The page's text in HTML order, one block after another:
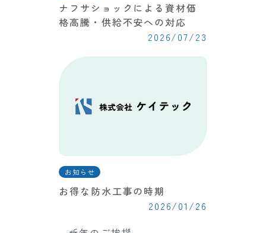
ナフサショックによる資材価
格高騰・供給不安への対応
2026/07/23
お知らせ
お得な防水工事の時期
2026/01/26